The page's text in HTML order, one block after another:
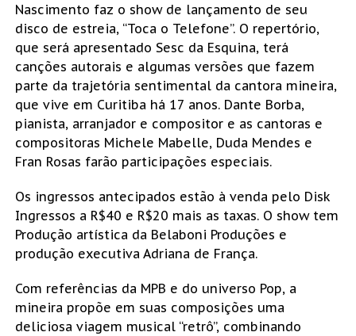
Nascimento faz o show de lançamento de seu
disco de estreia, “Toca o Telefone”. O repertório,
que será apresentado Sesc da Esquina, terá
canções autorais e algumas versões que fazem
parte da trajetória sentimental da cantora mineira,
que vive em Curitiba há 17 anos. Dante Borba,
pianista, arranjador e compositor e as cantoras e
compositoras Michele Mabelle, Duda Mendes e
Fran Rosas farão participações especiais.
Os ingressos antecipados estão à venda pelo Disk
Ingressos a R$40 e R$20 mais as taxas. O show tem
Produção artística da Belaboni Produções e
produção executiva Adriana de França.
Com referências da MPB e do universo Pop, a
mineira propõe em suas composições uma
deliciosa viagem musical “retrô”, combinando